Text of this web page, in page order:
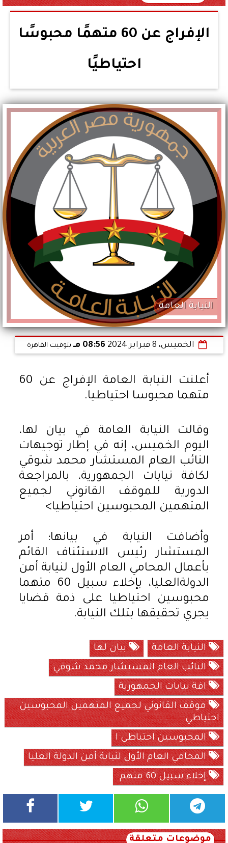
الإفراج عن 60 متهمًا محبوسًا
احتياطيًا
النيابة العامة
الخميس، 8 فبراير 2024 08:56 مـ بتوقيت القاهرة
أعلنت النيابة العامة الإفراج عن 60
متهما محبوسا احتياطيا.
وقالت النيابة العامة في بيان لها،
اليوم الخميس، إنه في إطار توجيهات
النائب العام المستشار محمد شوقي
لكافة نيابات الجمهورية، بالمراجعة
الدورية للموقف القانوني لجميع
المتهمين المحبوسين احتياطيا>
وأضافت النيابة في بيانها؛ أمر
المستشار رئيس الاستئناف القائم
بأعمال المحامي العام الأول لنيابة أمن
الدولةالعليا، بإخلاء سبيل 60 متهما
محبوسين احتياطيا على ذمة قضايا
يجري تحقيقها بتلك النيابة.
النيابة العامة
بيان لها
النائب العام المستشار محمد شوقي
افة نيابات الجمهورية
موقف القانوني لجميع المتهمين المحبوسين
احتياطي
المحبوسين احتياطي ا
المحامي العام الأول لنيابة أمن الدولة العليا
إخلاء سبيل 60 متهم
موضوعات متعلقة